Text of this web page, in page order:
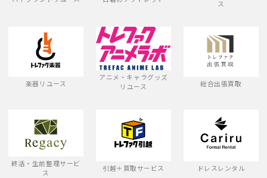
ス
楽器リユース
アニメ・キャラグッズ
リユース
総合出張買取
終活・生前整理サービ
ス
引越＋買取サービス ドレスレンタル